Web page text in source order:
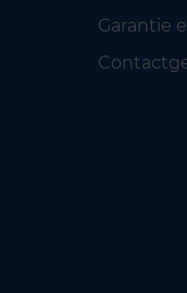
Garantie